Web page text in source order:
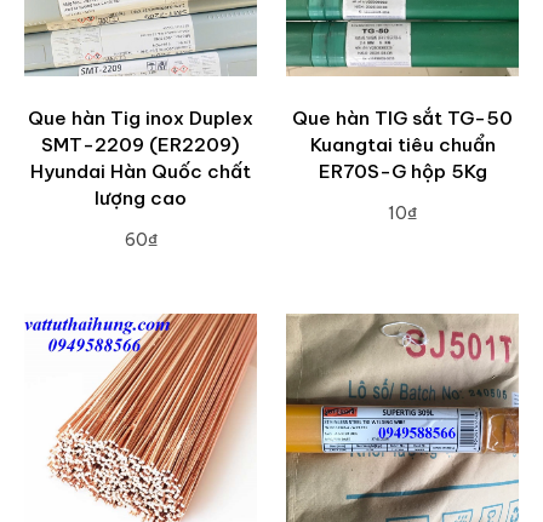
Que hàn Tig inox Duplex
SMT-2209 (ER2209)
Hyundai Hàn Quốc chất
lượng cao
60₫
Que hàn TIG sắt TG-50
Kuangtai tiêu chuẩn
ER70S-G hộp 5Kg
10₫